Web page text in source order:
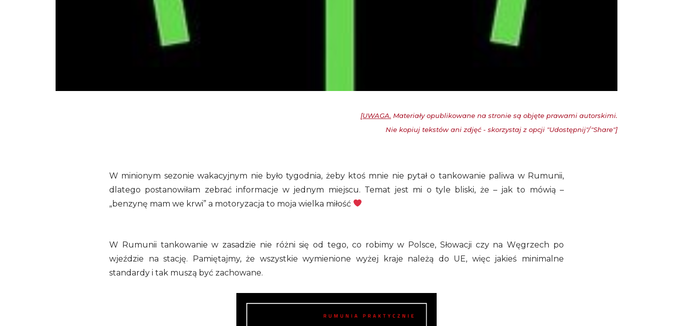
[UWAGA. Materiały opublikowane na stronie są objęte prawami autorskimi.
Nie kopiuj tekstów ani zdjęć - skorzystaj z opcji "Udostępnij"/"Share"]
W minionym sezonie wakacyjnym nie było tygodnia, żeby ktoś mnie nie pytał o tankowanie paliwa w Rumunii,
dlatego postanowiłam zebrać informacje w jednym miejscu. Temat jest mi o tyle bliski, że – jak to mówią –
„benzynę mam we krwi” a motoryzacja to moja wielka miłość
W Rumunii tankowanie w zasadzie nie różni się od tego, co robimy w Polsce, Słowacji czy na Węgrzech po
wjeździe na stację. Pamiętajmy, że wszystkie wymienione wyżej kraje należą do UE, więc jakieś minimalne
standardy i tak muszą być zachowane.